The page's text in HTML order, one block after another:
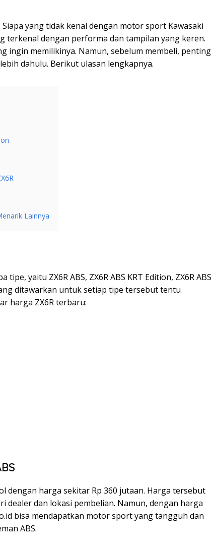
yang tidak kenal dengan motor sport Kawasaki
terkenal dengan performa dan tampilan yang keren.
ingin memilikinya. Namun, sebelum membeli, penting
dahulu. Berikut ulasan lengkapnya.
Lainnya
yaitu ZX6R ABS, ZX6R ABS KRT Edition, ZX6R ABS
ditawarkan untuk setiap tipe tersebut tentu
harga ZX6R terbaru:
dengan harga sekitar Rp 360 jutaan. Harga tersebut
dealer dan lokasi pembelian. Namun, dengan harga
bisa mendapatkan motor sport yang tangguh dan
ABS.